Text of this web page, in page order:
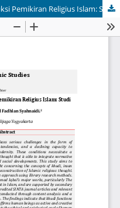
Khudi, Insan Kamil, dan Rekonstruksi Pemikiran Religius Islam: Studi atas Pemikiran Muhammad Iqbal